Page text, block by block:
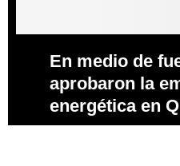
En medio de
aprobaron la
energética en